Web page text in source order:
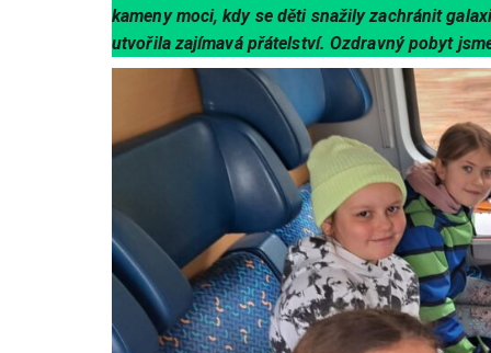
kameny moci, kdy se děti snažily zachránit
utvořila zajímavá přátelství. Ozdravný pobyt